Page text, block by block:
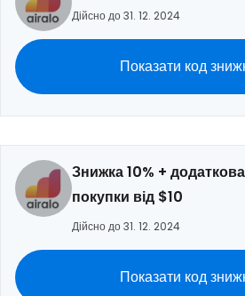
Дійсно до 31. 12. 2024
Показати код
Знижка 10% +
покупки від $10
Дійсно до 31. 12. 2024
Показати код